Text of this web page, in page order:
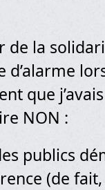
de la
que
NON :
publics
(de